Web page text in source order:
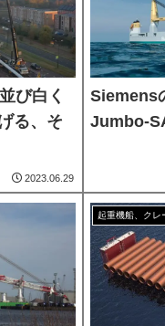
び白く
る、そ
2023.06.29
Siemens
Jumbo-
起重機船、クレ